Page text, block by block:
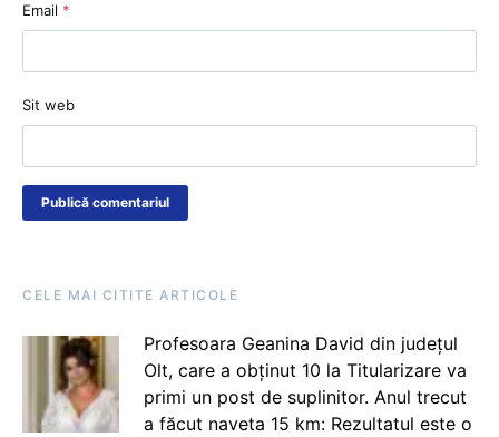
Email *
Sit web
CELE MAI CITITE ARTICOLE
Profesoara Geanina David din județul
Olt, care a obținut 10 la Titularizare va
primi un post de suplinitor. Anul trecut
a făcut naveta 15 km: Rezultatul este o